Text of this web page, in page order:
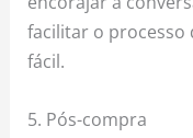
facilitar o
fácil.
5. Pós-compra